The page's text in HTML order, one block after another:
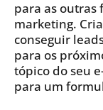
para as outras
marketing.
conseguir
para os
tópico do seu
para um